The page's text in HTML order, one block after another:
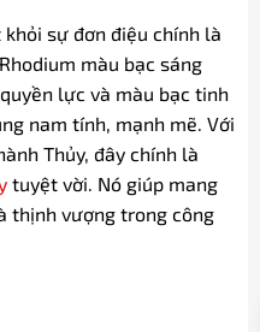
sự đơn điệu chính là
màu bạc sáng
lực và màu bạc tinh
nam tính, mạnh mẽ. Với
Thủy, đây chính là
tuyệt vời. Nó giúp mang
thịnh vượng trong công